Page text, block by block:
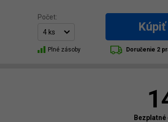
Počet:
Kúpiť
Plné zásoby Doručenie 2
Bezplatné